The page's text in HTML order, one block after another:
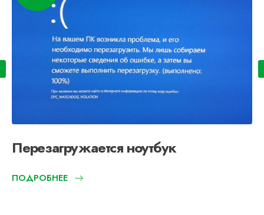
Перезагружается ноутбук
ПОДРОБНЕЕ